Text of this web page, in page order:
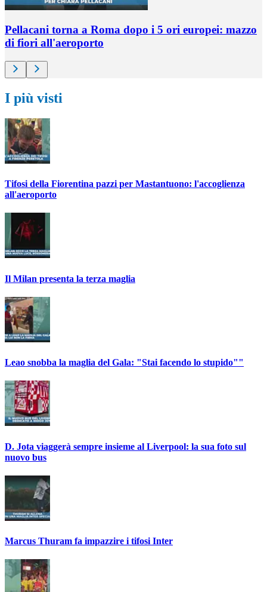
Pellacani torna a Roma dopo i 5 ori europei: mazzo
di fiori all'aeroporto
I più visti
Tifosi della Fiorentina pazzi per Mastantuono: l'accoglienza
all'aeroporto
Il Milan presenta la terza maglia
Leao snobba la maglia del Gala: "Stai facendo lo stupido""
D. Jota viaggerà sempre insieme al Liverpool: la sua foto sul
nuovo bus
Marcus Thuram fa impazzire i tifosi Inter